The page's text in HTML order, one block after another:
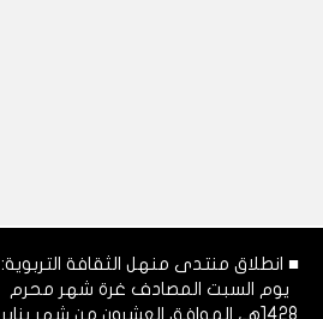
■ انطلاق منتدى منهل الثقافة التربوية:
يوم السبت المصادف غرة شهر محرم
1428هـ، الموافق العشرون من شهر يناير